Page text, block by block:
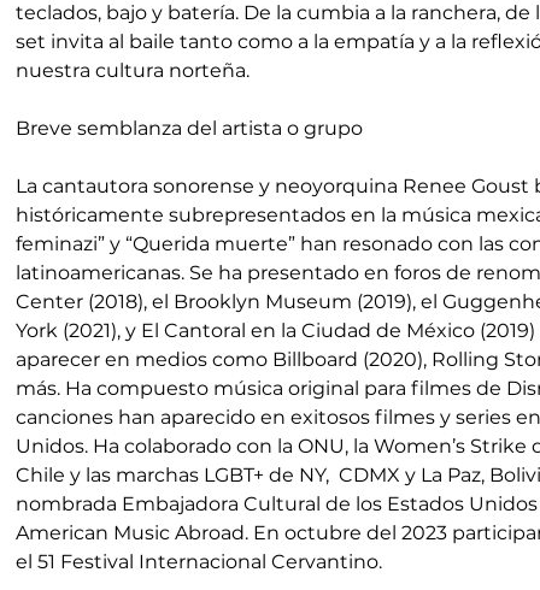
teclados, bajo y batería. De la cumbia a la ranchera,
set invita al baile tanto como a la empatía y a la
nuestra cultura norteña.
Breve semblanza del artista o grupo
La cantautora sonorense y neoyorquina Renee Goust
históricamente subrepresentados en la música
feminazi” y “Querida muerte” han resonado con las
latinoamericanas. Se ha presentado en foros de
Center (2018), el Brooklyn Museum (2019), el
York (2021), y El Cantoral en la Ciudad de México
aparecer en medios como Billboard (2020), Rolling
más. Ha compuesto música original para filmes de
canciones han aparecido en exitosos filmes y series
Unidos. Ha colaborado con la ONU, la Women’s
Chile y las marchas LGBT+ de NY,  CDMX y La Paz,
nombrada Embajadora Cultural de los Estados
American Music Abroad. En octubre del 2023
el 51 Festival Internacional Cervantino.